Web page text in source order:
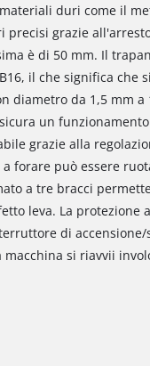
duri come il
precisi grazie
è di 50 mm. Il
il che significa che
diametro da 1,5 mm a
un
grazie alla
forare può essere
a tre bracci
leva. La protezione
di
si riavvii